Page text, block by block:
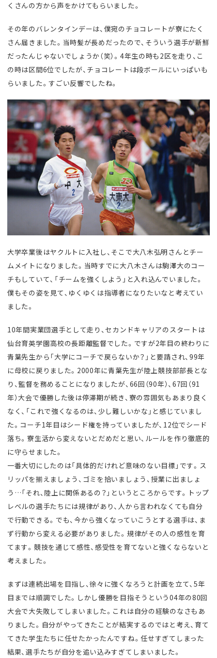
くさんの方から声をかけてもらいました。
その年のバレンタインデーは、僕宛のチョコレートが寮にたく
さん届きました。当時髪が長めだったので、そういう選手が新鮮
だったんじゃないでしょうか（笑）。4年生の時も2区を走り、こ
の時は区間6位でしたが、チョコレートは段ボールにいっぱいも
らいました。すごい反響でしたね。
大学卒業後はヤクルトに入社し、そこで大八木弘明さんとチー
ムメイトになりました。当時すでに大八木さんは駒澤大のコー
チもしていて、「チームを強くしよう」と入れ込んでいました。
僕もその姿を見て、ゆくゆくは指導者になりたいなと考えてい
ました。
10年間実業団選手として走り、セカンドキャリアのスタートは
仙台育英学園高校の長距離監督でした。ですが2年目の終わりに
青葉先生から「大学にコーチで戻らないか？」と要請され、99年
に母校に戻りました。2000年に青葉先生が陸上競技部部長とな
り、監督を務めることになりましたが、66回（90年）、67回（91
年）大会で優勝した後は停滞期が続き、寮の雰囲気もあまり良く
なく、「これで強くなるのは、少し難しいかな」と感じていまし
た。コーチ1年目はシード権を持っていましたが、12位でシード
落ち。寮生活から変えないとだめだと思い、ルールを作り徹底的
に守らせました。
一番大切にしたのは「具体的だけれど意味のない目標」です。ス
リッパを揃えましょう、ゴミを拾いましょう、授業に出ましょ
う…「それ、陸上に関係あるの？」というところからです。トップ
レベルの選手たちには規律があり、人から言われなくても自分
で行動できる。でも、今から強くなっていこうとする選手は、ま
ず行動から変える必要がありました。規律がその人の感性を育
てます。競技を通じて感性、感受性を育てないと強くならないと
考えました。
まずは連続出場を目指し、徐々に強くなろうと計画を立て、5年
目までは順調でした。しかし優勝を目指そうという04年の80回
大会で大失敗してしまいました。これは自分の経験のなさもあ
りました。自分がやってきたことが結実するのではと考え、育て
てきた学生たちに任せたかったんですね。任せすぎてしまった
結果、選手たちが自分を追い込みすぎてしまいました。